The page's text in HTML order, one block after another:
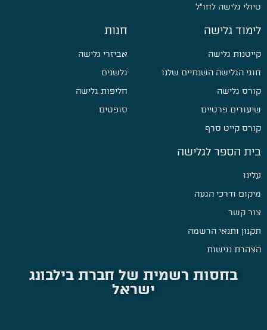
טיולי גלישה לחו״ל
לימוד גלישה
קייטנות גלישה
חוגי הגלישה השנתיים שלנו
קורס גלישה
שיעורים פרטיים
קורס קייט סרף
חנות
אביזרי גלישה
גלשנים
חליפות גלישה
סופטים
בית הספר לגלישה
עלינו
מיקום ודרכי הגעה
צור קשר
תקנון ותנאי הרשמה
הצהרת נגישות
בחסות רשמית של חברת בילבונג
ישראל